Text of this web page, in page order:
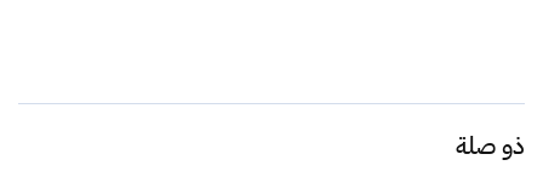
ذو صلة